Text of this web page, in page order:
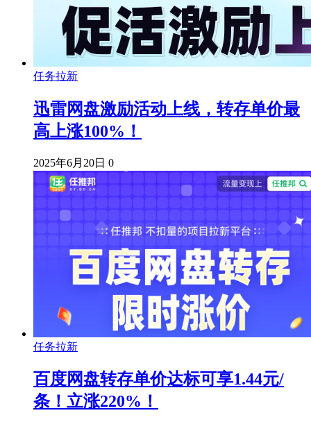
任务拉新
迅雷网盘激励活动上线，转存单价最
高上涨100%！
2025年6月20日 0
任务拉新
百度网盘转存单价达标可享1.44元/
条！立涨220%！